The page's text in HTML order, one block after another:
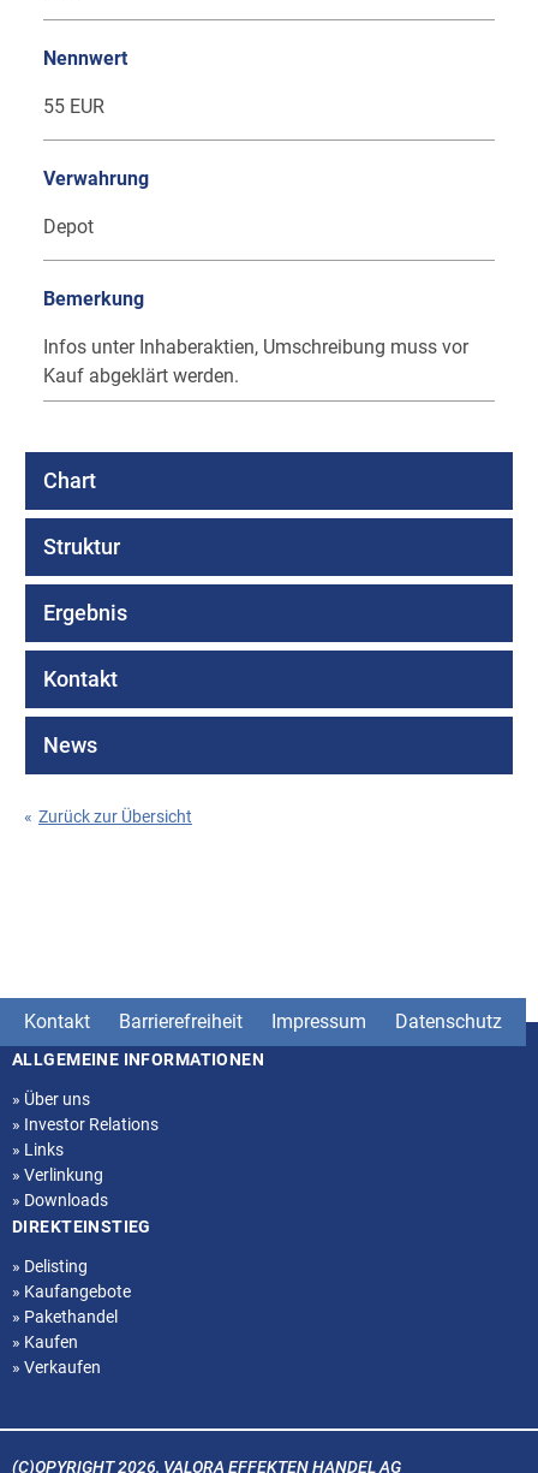
Nennwert
55 EUR
Verwahrung
Depot
Bemerkung
Infos unter Inhaberaktien, Umschreibung muss vor
Kauf abgeklärt werden.
Chart
Struktur
Ergebnis
Kontakt
News
« Zurück zur Übersicht
Kontakt Barrierefreiheit Impressum Datenschutz
Seitenstruktur
ALLGEMEINE INFORMATIONEN
» Über uns
» Investor Relations
» Links
» Verlinkung
» Downloads
DIREKTEINSTIEG
» Delisting
» Kaufangebote
» Pakethandel
» Kaufen
» Verkaufen
(C)OPYRIGHT 2026, VALORA EFFEKTEN HANDEL AG